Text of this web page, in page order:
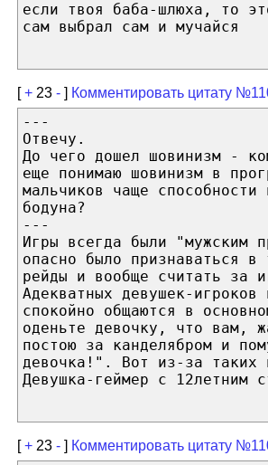
если твоя баба-шлюха, то
сам выбрал сам и мучайся
[+ 23 - ] Комментировать цитату
---
Отвечу.
До чего дошел шовинизм -
еще понимаю шовинизм в
мальчиков чаще
бодуна?
---
Игры всегда были "мужским
опасно было признаваться
рейды и вообще считать за
Адекватных девушек-
спокойно общаются в
оденьте девочку, что вам,
постою за канделябром и
девочка!". Вот из-за таких
Девушка-геймер с 12летним
[+ 23 - ] Комментировать цитату